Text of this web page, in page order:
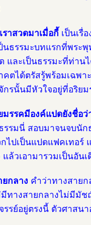
ราสวดมาเมื่อกี้ เป็นเรื่
นธรรมะบทแรกที่พระพุ
และเป็นธรรมะที่ท่านไ
คตได้ตรัสรู้พร้อมเฉพ
กรนั้นมีหัวใจอยู่ที่อริย
มรรคมีองค์แปดยังชื่อว่
รมนี่ สอบมาจนจบนักธ
ไปเป็นแปดแฟคเทอร์
แล้วเอามารวมเป็นอั
กลาง คำว่าทางสาย
มีทางสายกลางไม่มีมั
รรย์อยู่ตรงนี้ ตัวศาสนา